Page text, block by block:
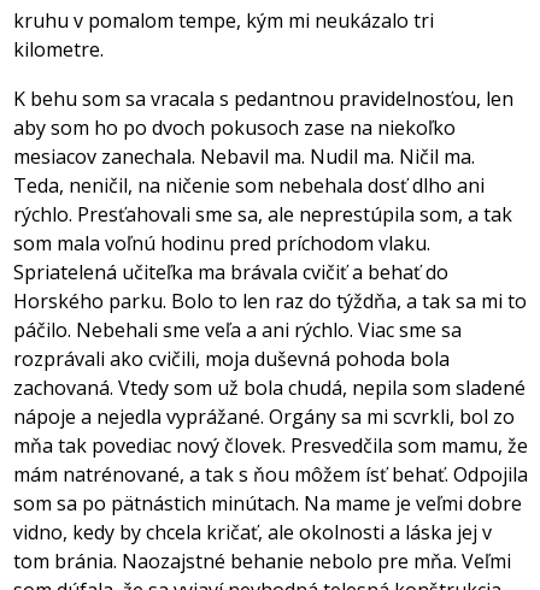
kruhu v pomalom tempe, kým mi neukázalo tri
kilometre.
K behu som sa vracala s pedantnou pravidelnosťou, len
aby som ho po dvoch pokusoch zase na niekoľko
mesiacov zanechala. Nebavil ma. Nudil ma. Ničil ma.
Teda, neničil, na ničenie som nebehala dosť dlho ani
rýchlo. Presťahovali sme sa, ale neprestúpila som, a tak
som mala voľnú hodinu pred príchodom vlaku.
Spriatelená učiteľka ma brávala cvičiť a behať do
Horského parku. Bolo to len raz do týždňa, a tak sa mi to
páčilo. Nebehali sme veľa a ani rýchlo. Viac sme sa
rozprávali ako cvičili, moja duševná pohoda bola
zachovaná. Vtedy som už bola chudá, nepila som sladené
nápoje a nejedla vyprážané. Orgány sa mi scvrkli, bol zo
mňa tak povediac nový človek. Presvedčila som mamu, že
mám natrénované, a tak s ňou môžem ísť behať. Odpojila
som sa po pätnástich minútach. Na mame je veľmi dobre
vidno, kedy by chcela kričať, ale okolnosti a láska jej v
tom bránia. Naozajstné behanie nebolo pre mňa. Veľmi